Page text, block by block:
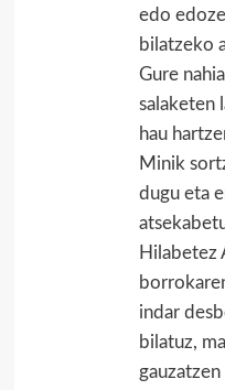
edo
bilatzeko
Gure
salaketen
hau
Minik
dugu eta
Hilabetez
indar
bilatuz,